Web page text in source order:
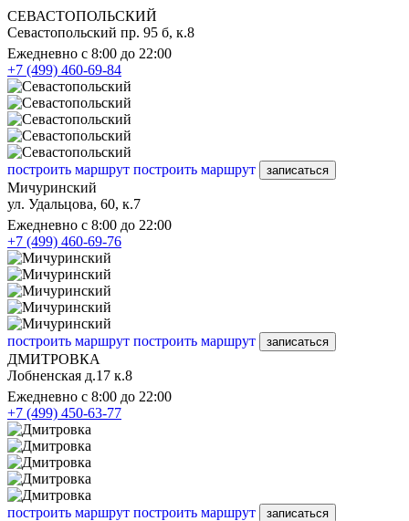
СЕВАСТОПОЛЬСКИЙ
Севастопольский пр. 95 б, к.8
Ежедневно с 8:00 до 22:00
+7 (499) 460-69-84
построить маршрут построить маршрут записаться
Мичуринский
ул. Удальцова, 60, к.7
Ежедневно с 8:00 до 22:00
+7 (499) 460-69-76
построить маршрут построить маршрут записаться
ДМИТРОВКА
Лобненская д.17 к.8
Ежедневно с 8:00 до 22:00
+7 (499) 450-63-77
построить маршрут построить маршрут записаться